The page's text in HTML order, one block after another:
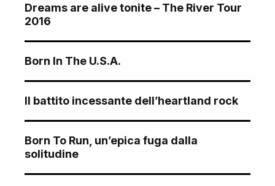
Dreams are alive tonite – The River Tour
2016
Born In The U.S.A.
Il battito incessante dell’heartland rock
Born To Run, un’epica fuga dalla
solitudine